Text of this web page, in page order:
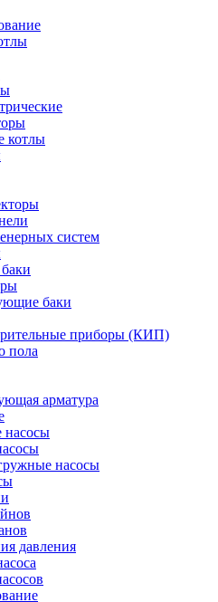
котлы
систем
баки
приборы (КИП)
пола
арматура
насосы
насосы
давления